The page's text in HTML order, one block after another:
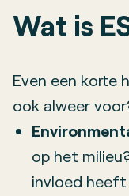
Wat is
Even een korte
ook alweer
op het
invloed